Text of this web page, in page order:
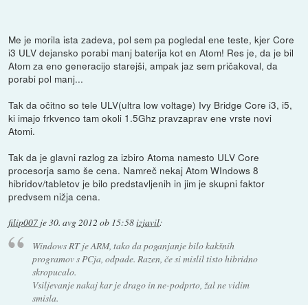
Me je morila ista zadeva, pol sem pa pogledal ene teste, kjer Core
i3 ULV dejansko porabi manj baterija kot en Atom! Res je, da je bil
Atom za eno generacijo starejši, ampak jaz sem pričakoval, da
porabi pol manj...
Tak da očitno so tele ULV(ultra low voltage) Ivy Bridge Core i3, i5,
ki imajo frkvenco tam okoli 1.5Ghz pravzaprav ene vrste novi
Atomi.
Tak da je glavni razlog za izbiro Atoma namesto ULV Core
procesorja samo še cena. Namreč nekaj Atom WIndows 8
hibridov/tabletov je bilo predstavljenih in jim je skupni faktor
predvsem nižja cena.
filip007 je30. avg 2012 ob 15:58izjavil:
Windows RT je ARM, tako da poganjanje bilo kakšnih
programov s PCja, odpade. Razen, če si mislil tisto hibridno
skropucalo.
Vsiljevanje nakaj kar je drago in ne-podprto, žal ne vidim
smisla.